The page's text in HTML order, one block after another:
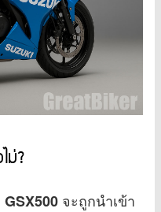
ม่?
GSX500 จะถูกนำเข้า